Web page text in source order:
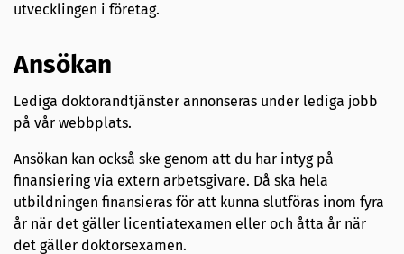
utvecklingen i företag.
Ansökan
Lediga doktorandtjänster annonseras under lediga jobb
på vår webbplats.
Ansökan kan också ske genom att du har intyg på
finansiering via extern arbetsgivare. Då ska hela
utbildningen finansieras för att kunna slutföras inom fyra
år när det gäller licentiatexamen eller och åtta år när
det gäller doktorsexamen.